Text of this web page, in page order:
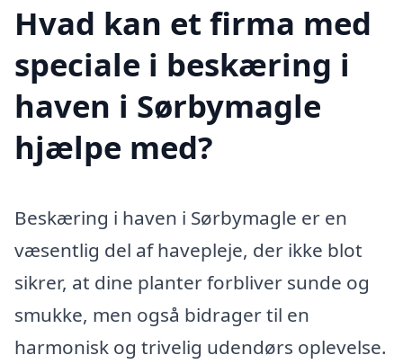
Hvad kan et firma med
speciale i beskæring i
haven i Sørbymagle
hjælpe med?
Beskæring i haven i Sørbymagle er en
væsentlig del af havepleje, der ikke blot
sikrer, at dine planter forbliver sunde og
smukke, men også bidrager til en
harmonisk og trivelig udendørs oplevelse.